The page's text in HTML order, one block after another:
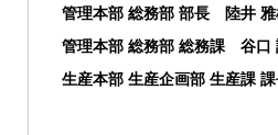
管理本部 総務部 部長 陸井 雅
管理本部 総務部 総務課 谷口
生産本部 生産企画部 生産課